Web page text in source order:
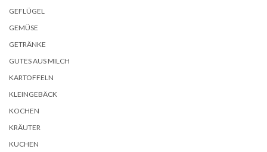
GEFLÜGEL
GEMÜSE
GETRÄNKE
GUTES AUS MILCH
KARTOFFELN
KLEINGEBÄCK
KOCHEN
KRÄUTER
KUCHEN